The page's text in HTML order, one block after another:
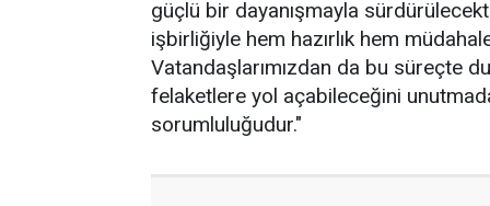
güçlü bir dayanışmayla
işbirliğiyle hem hazırlık hem
Vatandaşlarımızdan da bu süreçte
felaketlere yol açabileceğini
sorumluluğudur."